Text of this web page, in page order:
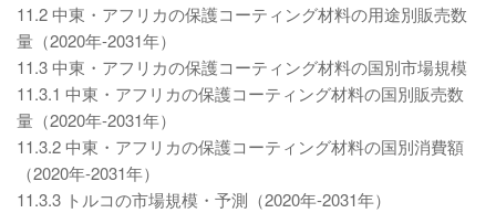
11.2 中東・アフリカの保護コーティング材料の用途別販売数
量（2020年-2031年）
11.3 中東・アフリカの保護コーティング材料の国別市場規模
11.3.1 中東・アフリカの保護コーティング材料の国別販売数
量（2020年-2031年）
11.3.2 中東・アフリカの保護コーティング材料の国別消費額
（2020年-2031年）
11.3.3 トルコの市場規模・予測（2020年-2031年）